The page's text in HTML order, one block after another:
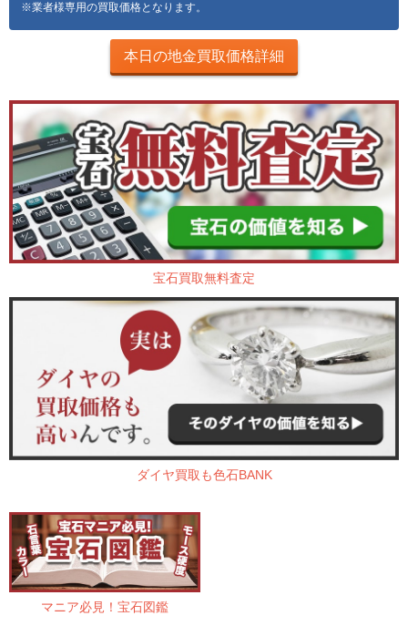
※業者様専用の買取価格となります。
本日の地金買取価格詳細
宝石買取無料査定
ダイヤ買取も色石BANK
マニア必見！宝石図鑑